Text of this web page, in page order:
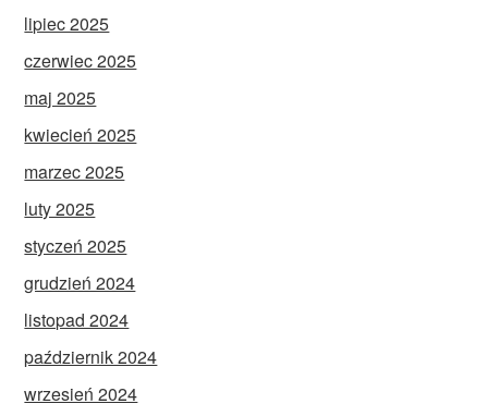
lipiec 2025
czerwiec 2025
maj 2025
kwiecień 2025
marzec 2025
luty 2025
styczeń 2025
grudzień 2024
listopad 2024
październik 2024
wrzesień 2024